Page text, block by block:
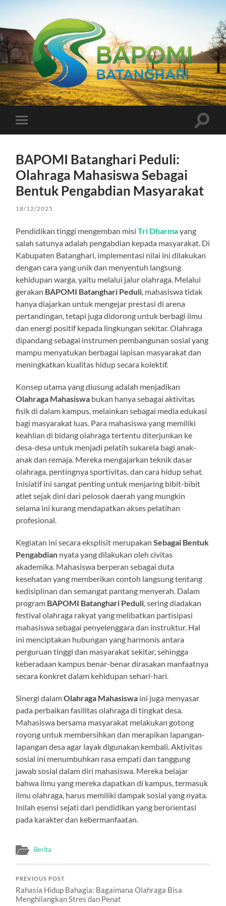
Bapomi
Batanghari
Toggle
mobile
Toggle
BAPOMI Batanghari Peduli:
Olahraga Mahasiswa Sebagai
Bentuk Pengabdian Masyarakat
18/12/2025
Pendidikan tinggi mengemban misiTri Dharmayang
salah satunya adalah pengabdian kepada masyarakat. Di
Kabupaten Batanghari, implementasi nilai ini dilakukan
dengan cara yang unik dan menyentuh langsung
kehidupan warga, yaitu melalui jalur olahraga. Melalui
gerakan BAPOMI Batanghari Peduli , mahasiswa tidak
hanya diajarkan untuk mengejar prestasi di arena
pertandingan, tetapi juga didorong untuk berbagi ilmu
dan energi positif kepada lingkungan sekitar. Olahraga
dipandang sebagai instrumen pembangunan sosial yang
mampu menyatukan berbagai lapisan masyarakat dan
meningkatkan kualitas hidup secara kolektif.
Konsep utama yang diusung adalah menjadikan
Olahraga Mahasiswa bukan hanya sebagai aktivitas
fisik di dalam kampus, melainkan sebagai media edukasi
bagi masyarakat luas. Para mahasiswa yang memiliki
keahlian di bidang olahraga tertentu diterjunkan ke
desa-desa untuk menjadi pelatih sukarela bagi anak-
anak dan remaja. Mereka mengajarkan teknik dasar
olahraga, pentingnya sportivitas, dan cara hidup sehat.
Inisiatif ini sangat penting untuk menjaring bibit-bibit
atlet sejak dini dari pelosok daerah yang mungkin
selama ini kurang mendapatkan akses pelatihan
profesional.
Kegiatan ini secara eksplisit merupakanSebagai Bentuk
Pengabdian nyata yang dilakukan oleh civitas
akademika. Mahasiswa berperan sebagai duta
kesehatan yang memberikan contoh langsung tentang
kedisiplinan dan semangat pantang menyerah. Dalam
program BAPOMI Batanghari Peduli , sering diadakan
festival olahraga rakyat yang melibatkan partisipasi
mahasiswa sebagai penyelenggara dan instruktur. Hal
ini menciptakan hubungan yang harmonis antara
perguruan tinggi dan masyarakat sekitar, sehingga
keberadaan kampus benar-benar dirasakan manfaatnya
secara konkret dalam kehidupan sehari-hari.
Sinergi dalamOlahraga Mahasiswa ini juga menyasar
pada perbaikan fasilitas olahraga di tingkat desa.
Mahasiswa bersama masyarakat melakukan gotong
royong untuk membersihkan dan merapikan lapangan-
lapangan desa agar layak digunakan kembali. Aktivitas
sosial ini menumbuhkan rasa empati dan tanggung
jawab sosial dalam diri mahasiswa. Mereka belajar
bahwa ilmu yang mereka dapatkan di kampus, termasuk
ilmu olahraga, harus memiliki dampak sosial yang nyata.
Inilah esensi sejati dari pendidikan yang berorientasi
pada karakter dan kebermanfaatan.
Berita
PREVIOUS POST
Rahasia Hidup Bahagia: Bagaimana Olahraga Bisa
Menghilangkan Stres dan Penat